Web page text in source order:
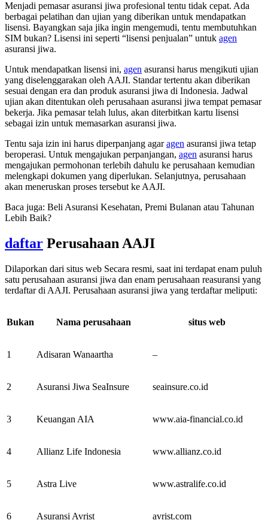
Menjadi pemasar asuransi jiwa profesional tentu tidak cepat. Ada
berbagai pelatihan dan ujian yang diberikan untuk mendapatkan
lisensi. Bayangkan saja jika ingin mengemudi, tentu membutuhkan
SIM bukan? Lisensi ini seperti “lisensi penjualan” untuk agen
asuransi jiwa.
Untuk mendapatkan lisensi ini, agen asuransi harus mengikuti ujian
yang diselenggarakan oleh AAJI. Standar tertentu akan diberikan
sesuai dengan era dan produk asuransi jiwa di Indonesia. Jadwal
ujian akan ditentukan oleh perusahaan asuransi jiwa tempat pemasar
bekerja. Jika pemasar telah lulus, akan diterbitkan kartu lisensi
sebagai izin untuk memasarkan asuransi jiwa.
Tentu saja izin ini harus diperpanjang agaragen asuransi jiwa tetap
beroperasi. Untuk mengajukan perpanjangan, agen asuransi harus
mengajukan permohonan terlebih dahulu ke perusahaan kemudian
melengkapi dokumen yang diperlukan. Selanjutnya, perusahaan
akan meneruskan proses tersebut ke AAJI.
Baca juga: Beli Asuransi Kesehatan, Premi Bulanan atau Tahunan
Lebih Baik?
daftar Perusahaan AAJI
Dilaporkan dari situs web Secara resmi, saat ini terdapat enam puluh
satu perusahaan asuransi jiwa dan enam perusahaan reasuransi yang
terdaftar di AAJI. Perusahaan asuransi jiwa yang terdaftar meliputi:
Bukan Nama perusahaan situs web
1 Adisaran Wanaartha –
2 Asuransi Jiwa SeaInsure seainsure.co.id
3 Keuangan AIA www.aia-financial.co.id
4 Allianz Life Indonesia www.allianz.co.id
5 Astra Live www.astralife.co.id
6 Asuransi Avrist avrist.com